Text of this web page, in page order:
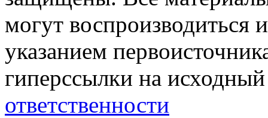
могут воспроизводиться
указанием
гиперссылки на
ответственности